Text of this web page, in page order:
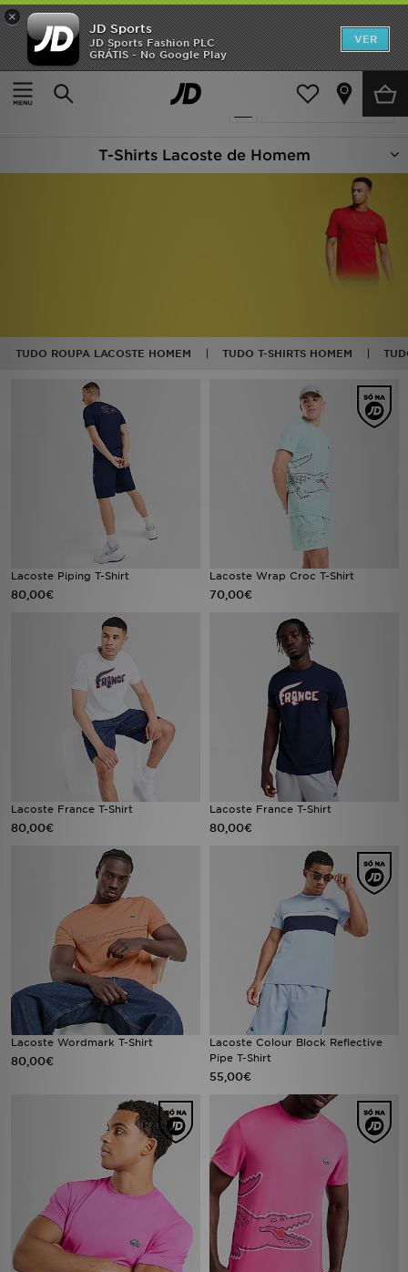
×
JD Sports
JD Sports Fashion PLC
GRÁTIS - No Google Play
VER
Página principal
Homem Roupa de Homem T-Shirts
Actualizar a pesquisa
24 produtos encontrados
T-Shirts Lacoste de Homem
TUDO ROUPA LACOSTE HOMEM TUDO T-SHIRTS HOMEM
Lacoste Piping T-Shirt
80,00€
Lacoste Wrap Croc T-Shirt
70,00€
Lacoste France T-Shirt
80,00€
Lacoste France T-Shirt
80,00€
Lacoste Wordmark T-Shirt
80,00€
Lacoste Colour Block Reflective
Pipe T-Shirt
55,00€
INÍCIO
Promoções
VER MARCAS
LOCALIZADOR DE LOJAS
MENSAGENS
BLOG
ESTADO DO TEU PEDIDO
ATENÇÃO AO CLIENTE
FAZ DOWNLOAD DA APP
TRABALHA CONNOSCO
FAQs